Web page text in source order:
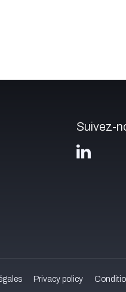
Suivez-
Privacy policy